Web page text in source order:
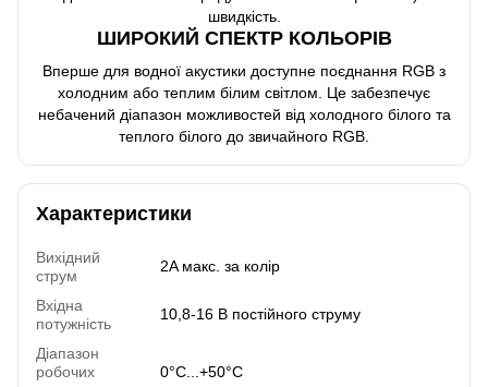
швидкість.
ШИРОКИЙ СПЕКТР КОЛЬОРІВ
Вперше для водної акустики доступне поєднання RGB з
холодним або теплим білим світлом. Це забезпечує
небачений діапазон можливостей від холодного білого та
теплого білого до звичайного RGB.
Характеристики
Вихідний
струм
2A макс. за колір
Вхідна
потужність
10,8-16 В постійного струму
Діапазон
робочих
0°C...+50°C